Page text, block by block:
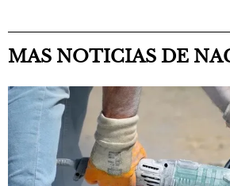
MAS NOTICIAS DE